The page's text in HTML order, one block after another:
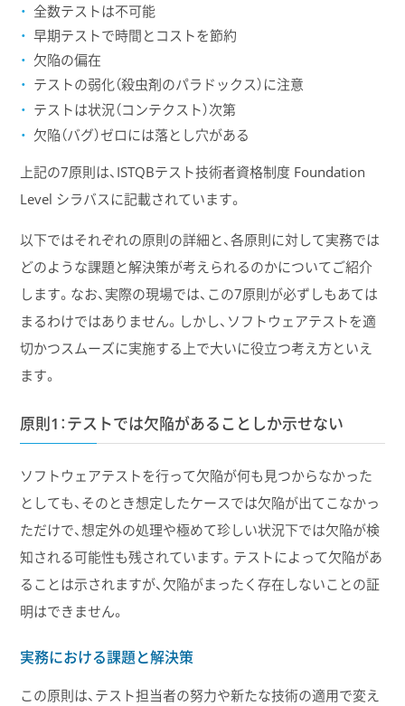
全数テストは不可能
早期テストで時間とコストを節約
欠陥の偏在
テストの弱化（殺虫剤のパラドックス）に注意
テストは状況（コンテクスト）次第
欠陥（バグ）ゼロには落とし穴がある
上記の7原則は、ISTQBテスト技術者資格制度 Foundation
Level シラバスに記載されています。
以下ではそれぞれの原則の詳細と、各原則に対して実務では
どのような課題と解決策が考えられるのかについてご紹介
します。なお、実際の現場では、この7原則が必ずしもあては
まるわけではありません。しかし、ソフトウェアテストを適
切かつスムーズに実施する上で大いに役立つ考え方といえ
ます。
原則1：テストでは欠陥があることしか示せない
ソフトウェアテストを行って欠陥が何も見つからなかった
としても、そのとき想定したケースでは欠陥が出てこなかっ
ただけで、想定外の処理や極めて珍しい状況下では欠陥が検
知される可能性も残されています。テストによって欠陥があ
ることは示されますが、欠陥がまったく存在しないことの証
明はできません。
実務における課題と解決策
この原則は、テスト担当者の努力や新たな技術の適用で変え